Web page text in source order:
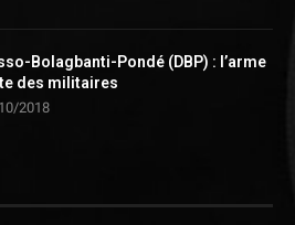
Bolagbanti-Pondé (DBP) : l’arme
des militaires
2018